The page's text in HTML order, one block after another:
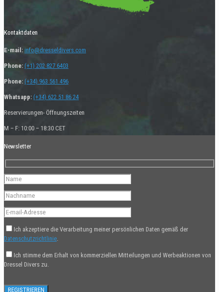
Kontaktdaten
E-mail: info@dresseldivers.com
Phone: (+1) 202 827 6403
Phone: (+34) 963 561 496
Whatsapp: (+34) 622 51 86 24
Reservierungen- Öffnungszeiten
M – F: 10:00 – 18:30 CET
Newsletter
Ich akzeptiere die Verarbeitung meiner persönlichen Daten gemäß der
Datenschutzrichtlinie
Ich stimme dem Erhalt von kommerziellen Mitteilungen und Werbeaktionen von
Dressel Divers zu.